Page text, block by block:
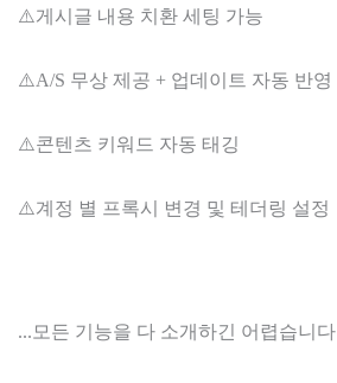
⚠️게시글 내용 치환 세팅 가능
⚠️A/S 무상 제공 + 업데이트 자동 반영
⚠️콘텐츠 키워드 자동 태깅
⚠️계정 별 프록시 변경 및 테더링 설정
...모든 기능을 다 소개하긴 어렵습니다